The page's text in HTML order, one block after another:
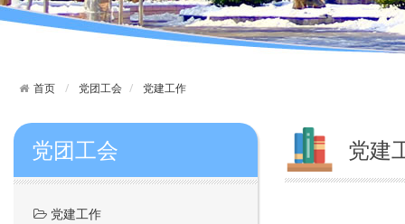
首页 党团工会 党建工作
党团工会
党建工作
党建